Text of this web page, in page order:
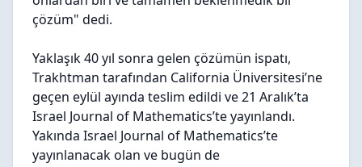
çözüm" dedi.
Yaklaşık 40 yıl sonra gelen çözümün ispatı,
Trakhtman tarafından California Üniversitesi’ne
geçen eylül ayında teslim edildi ve 21 Aralık’ta
Israel Journal of Mathematics’te yayınlandı.
Yakında Israel Journal of Mathematics’te
yayınlanacak olan ve bugün de